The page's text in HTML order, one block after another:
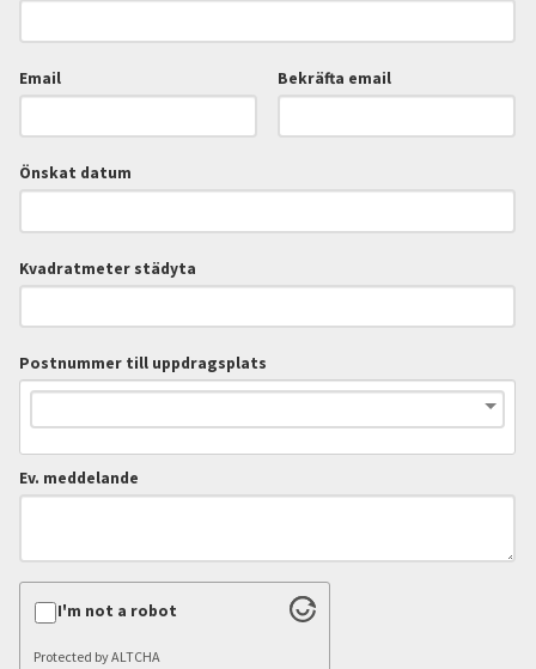
Email Bekräfta email
Önskat datum
Kvadratmeter städyta
Postnummer till uppdragsplats
Ev. meddelande
I'm not a robot
Protected byALTCHA